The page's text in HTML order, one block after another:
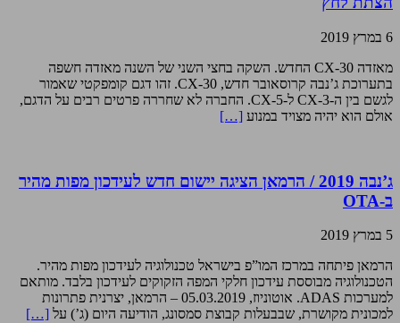
6 במרץ 2019
מאזדה CX-30 החדש. השקה בחצי השני של השנה מאזדה חשפה
בתערוכת ג’נבה קרוסאובר חדש, CX-30. זהו דגם קומפקטי שאמור
לגשם בין ה-CX-3 ל-CX-5. החברה לא שחררה פרטים רבים על הדגם,
אולם הוא יהיה מצויד במנוע […]
ג’נבה 2019 / הרמאן הציגה יישום חדש לעידכון מפות מהיר
ב-OTA
5 במרץ 2019
הרמאן פיתחה במרכז המו”פ בישראל טכנולוגיה לעידכון מפות מהיר.
הטכנולוגיה מבוססת עידכון חלקי המפה הזקוקים לעידכון בלבד. מותאם
למערכות ADAS. אוטוניוז, 05.03.2019 – הרמאן, יצרנית פתרונות
למכונית מקושרת, שבבעלות קבוצת סמסונג, הודיעה היום (ג’) על […]